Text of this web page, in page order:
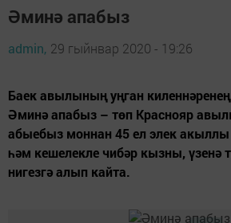
Әминә апабыз
admin, 29 гыйнвар 2020 - 19:26
Баек авылының уңган киленнәренең
Әминә апабыз – төп Краснояр
абыебыз моннан 45 ел элек
һәм кешелекле чибәр кызны, үзенә
нигезгә алып кайта.